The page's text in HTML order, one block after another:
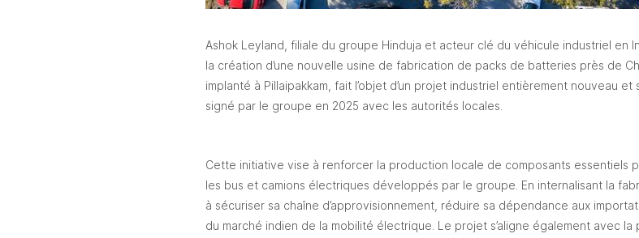
Ashok Leyland, filiale du groupe Hinduja et acteur clé du véhicule industriel en
la création d’une nouvelle usine de fabrication de packs de batteries près de
implanté à Pillaipakkam, fait l’objet d’un projet industriel entièrement nouveau et
signé par le groupe en 2025 avec les autorités locales.
Cette initiative vise à renforcer la production locale de composants essentiels
les bus et camions électriques développés par le groupe. En internalisant la
à sécuriser sa chaîne d’approvisionnement, réduire sa dépendance aux
du marché indien de la mobilité électrique. Le projet s’aligne également avec